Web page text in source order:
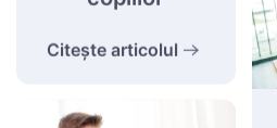
Citește articolul